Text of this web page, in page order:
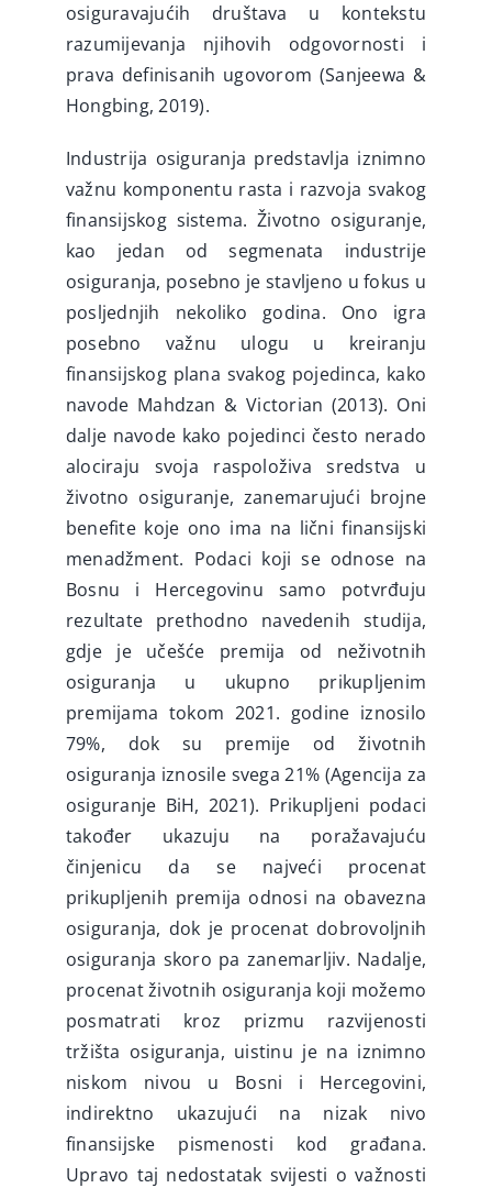
osiguravajućih društava u kontekstu
razumijevanja njihovih odgovornosti i
prava definisanih ugovorom (Sanjeewa &
Hongbing, 2019).
Industrija osiguranja predstavlja iznimno
važnu komponentu rasta i razvoja svakog
finansijskog sistema. Životno osiguranje,
kao jedan od segmenata industrije
osiguranja, posebno je stavljeno u fokus u
posljednjih nekoliko godina. Ono igra
posebno važnu ulogu u kreiranju
finansijskog plana svakog pojedinca, kako
navode Mahdzan & Victorian (2013). Oni
dalje navode kako pojedinci često nerado
alociraju svoja raspoloživa sredstva u
životno osiguranje, zanemarujući brojne
benefite koje ono ima na lični finansijski
menadžment. Podaci koji se odnose na
Bosnu i Hercegovinu samo potvrđuju
rezultate prethodno navedenih studija,
gdje je učešće premija od neživotnih
osiguranja u ukupno prikupljenim
premijama tokom 2021. godine iznosilo
79%, dok su premije od životnih
osiguranja iznosile svega 21% (Agencija za
osiguranje BiH, 2021). Prikupljeni podaci
također ukazuju na poražavajuću
činjenicu da se najveći procenat
prikupljenih premija odnosi na obavezna
osiguranja, dok je procenat dobrovoljnih
osiguranja skoro pa zanemarljiv. Nadalje,
procenat životnih osiguranja koji možemo
posmatrati kroz prizmu razvijenosti
tržišta osiguranja, uistinu je na iznimno
niskom nivou u Bosni i Hercegovini,
indirektno ukazujući na nizak nivo
finansijske pismenosti kod građana.
Upravo taj nedostatak svijesti o važnosti